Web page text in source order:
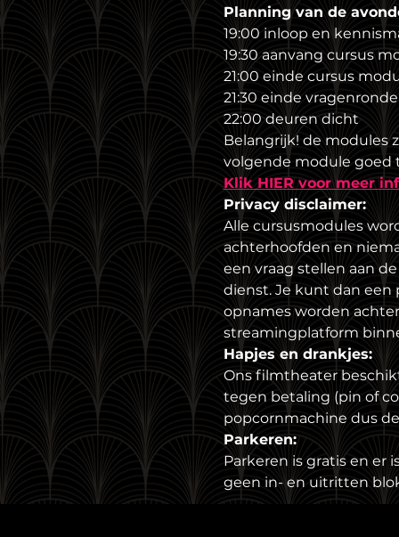
Planning van de
19:00 inloop en
19:30 aanvang cursus
21:00 einde cursus
21:30 einde
22:00 deuren dicht
Belangrijk! de modules
volgende module goed
Klik HIER voor meer
Privacy disclaimer:
Alle cursusmodules
achterhoofden en
een vraag stellen aan
dienst. Je kunt dan een
opnames worden
streamingplatform
Hapjes en drankjes:
Ons filmtheater
tegen betaling (pin of
popcornmachine dus
Parkeren:
Parkeren is gratis en er
geen in- en uitritten